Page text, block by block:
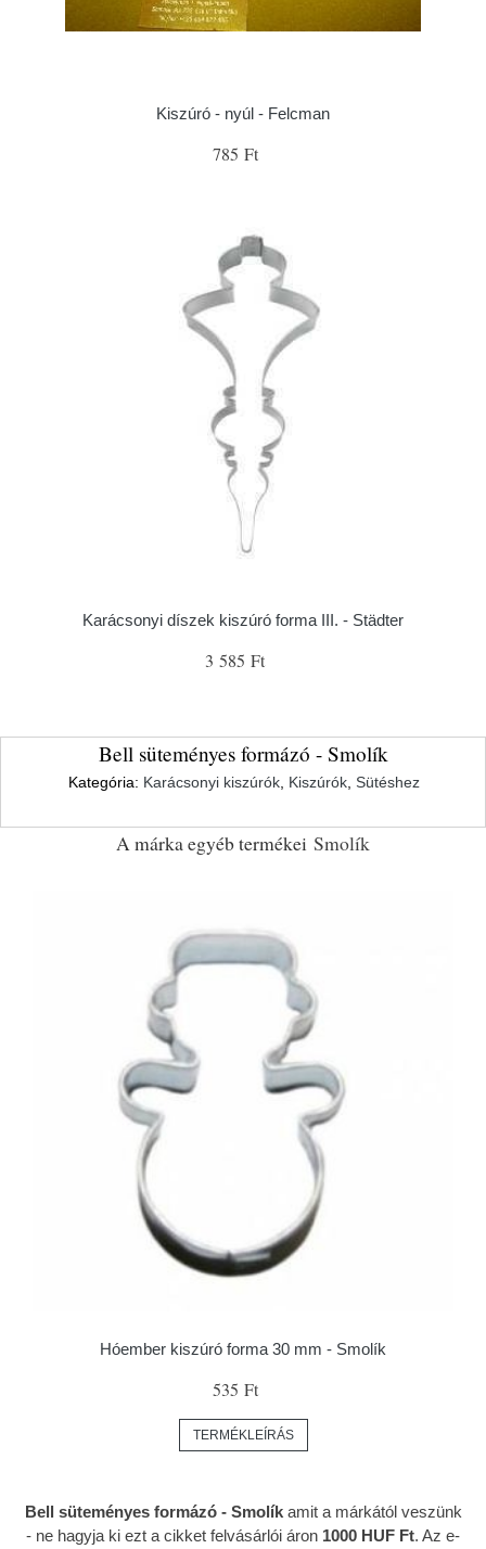
Kiszúró - nyúl - Felcman
785 Ft
Karácsonyi díszek kiszúró forma III. - Städter
3 585 Ft
Bell süteményes formázó - Smolík
Kategória: Karácsonyi kiszúrók Kiszúrók Sütéshez
A márka egyéb termékei Smolík
Hóember kiszúró forma 30 mm - Smolík
535 Ft
TERMÉKLEÍRÁS
Bell süteményes formázó - Smolíkamit a márkától veszünk
- ne hagyja ki ezt a cikket felvásárlói áron 1000 HUF Ft. Az e-